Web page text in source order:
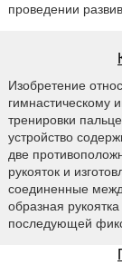
проведении
Изобретение
гимнастическому
тренировки
устройство
две
рукояток и
соединенные
образная
последующей